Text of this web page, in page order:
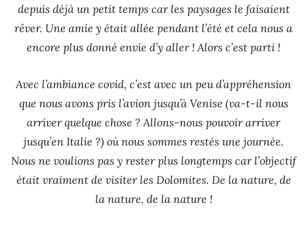
depuis déjà un petit temps car les paysages le faisaient
rêver. Une amie y était allée pendant l’été et cela nous a
encore plus donné envie d’y aller ! Alors c’est parti !
Avec l’ambiance covid, c’est avec un peu d’appréhension
que nous avons pris l’avion jusqu’à Venise (va-t-il nous
arriver quelque chose ? Allons-nous pouvoir arriver
jusqu’en Italie ?) où nous sommes restés une journée.
Nous ne voulions pas y rester plus longtemps car l’objectif
était vraiment de visiter les Dolomites. De la nature, de
la nature, de la nature !